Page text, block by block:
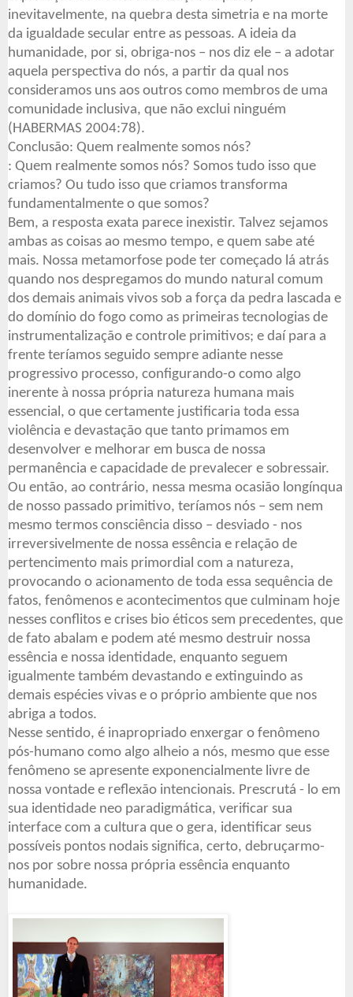
inevitavelmente, na quebra desta simetria e na morte
da igualdade secular entre as pessoas. A ideia da
humanidade, por si, obriga-nos – nos diz ele – a adotar
aquela perspectiva do nós, a partir da qual nos
consideramos uns aos outros como membros de uma
comunidade inclusiva, que não exclui ninguém
(HABERMAS 2004:78).
Conclusão: Quem realmente somos nós?
: Quem realmente somos nós? Somos tudo isso que
criamos? Ou tudo isso que criamos transforma
fundamentalmente o que somos?
Bem, a resposta exata parece inexistir. Talvez sejamos
ambas as coisas ao mesmo tempo, e quem sabe até
mais. Nossa metamorfose pode ter começado lá atrás
quando nos despregamos do mundo natural comum
dos demais animais vivos sob a força da pedra lascada e
do domínio do fogo como as primeiras tecnologias de
instrumentalização e controle primitivos; e daí para a
frente teríamos seguido sempre adiante nesse
progressivo processo, configurando-o como algo
inerente à nossa própria natureza humana mais
essencial, o que certamente justificaria toda essa
violência e devastação que tanto primamos em
desenvolver e melhorar em busca de nossa
permanência e capacidade de prevalecer e sobressair.
Ou então, ao contrário, nessa mesma ocasião longínqua
de nosso passado primitivo, teríamos nós – sem nem
mesmo termos consciência disso – desviado - nos
irreversivelmente de nossa essência e relação de
pertencimento mais primordial com a natureza,
provocando o acionamento de toda essa sequência de
fatos, fenômenos e acontecimentos que culminam hoje
nesses conflitos e crises bio éticos sem precedentes, que
de fato abalam e podem até mesmo destruir nossa
essência e nossa identidade, enquanto seguem
igualmente também devastando e extinguindo as
demais espécies vivas e o próprio ambiente que nos
abriga a todos.
Nesse sentido, é inapropriado enxergar o fenômeno
pós-humano como algo alheio a nós, mesmo que esse
fenômeno se apresente exponencialmente livre de
nossa vontade e reflexão intencionais. Prescrutá - lo em
sua identidade neo paradigmática, verificar sua
interface com a cultura que o gera, identificar seus
possíveis pontos nodais significa, certo, debruçarmo-
nos por sobre nossa própria essência enquanto
humanidade.